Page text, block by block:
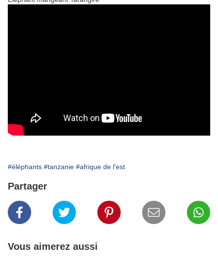
#éléphants #tanzanie #afrique de l'est
Partager
Vous aimerez aussi